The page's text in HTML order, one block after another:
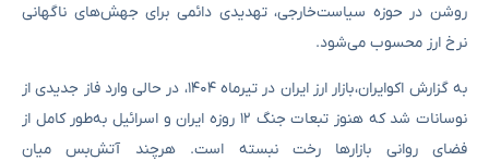
روشن در حوزه سیاست‌خارجی، تهدیدی دائمی برای جهش‌های ناگهانی
نرخ ارز محسوب می‌شود.
به گزارش اکوایران، بازار ارز ایران در تیرماه ۱۴۰۴، در حالی وارد فاز جدیدی از
نوسانات شد که هنوز تبعات جنگ ۱۲ روزه ایران و اسرائیل به‌طور کامل از
فضای روانی بازارها رخت نبسته است. هرچند آتش‌بس میان